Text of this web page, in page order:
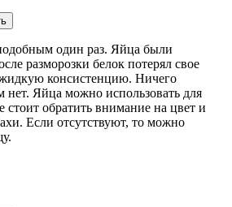
один раз. Яйца были
разморозки белок потерял свое
консистенцию. Ничего
нет. Яйца можно использовать для
обратить внимание на цвет и
Если отсутствуют, то можно